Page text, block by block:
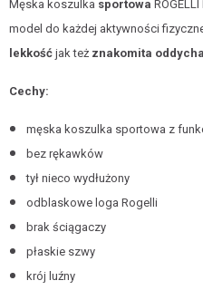
Męska koszulka sportowa
model do każdej aktywności
lekkość jak też znakomita
Cechy:
męska koszulka sportowa z
bez rękawków
tył nieco wydłużony
odblaskowe loga Rogelli
brak ściągaczy
płaskie szwy
krój luźny